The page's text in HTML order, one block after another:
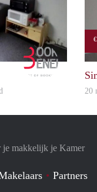
Booking
€
20
je makkelijk je Kamer
Partners